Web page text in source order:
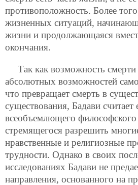
противоположность. Более
жизненных ситуаций,
жизни и продолжающаяся
окончания.
Так как возможность
абсолютных возможностей
что превращает смерть в
существования, Бадави считает
всеобъемлющего философского
стремящегося разрешить
нравственные и религиозные
трудности. Однако в своих
исследованиях Бадави не
направления, основанного на